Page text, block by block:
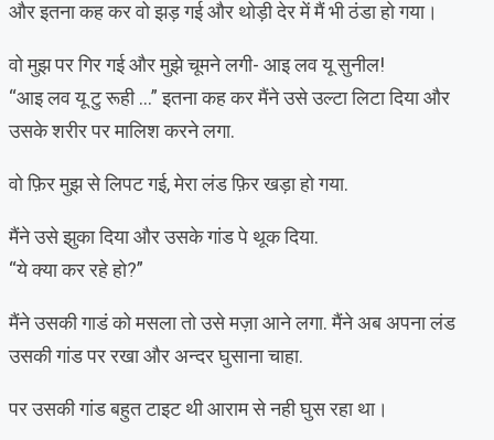
और इतना कह कर वो झड़ गई और थोड़ी देर में मैं भी ठंडा हो गया।
वो मुझ पर गिर गई और मुझे चूमने लगी- आइ लव यू सुनील!
“आइ लव यू टु रूही …” इतना कह कर मैंने उसे उल्टा लिटा दिया और
उसके शरीर पर मालिश करने लगा.
वो फ़िर मुझ से लिपट गई, मेरा लंड फ़िर खड़ा हो गया.
मैंने उसे झुका दिया और उसके गांड पे थूक दिया.
“ये क्या कर रहे हो?”
मैंने उसकी गाडं को मसला तो उसे मज़ा आने लगा. मैंने अब अपना लंड
उसकी गांड पर रखा और अन्दर घुसाना चाहा.
पर उसकी गांड बहुत टाइट थी आराम से नही घुस रहा था।